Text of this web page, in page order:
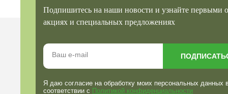
Подпишитесь на наши новости и узнайте первыми
акциях и специальных предложениях
Я даю согласие на обработку моих персональных данных
соответствии с Политикой конфиденциальности